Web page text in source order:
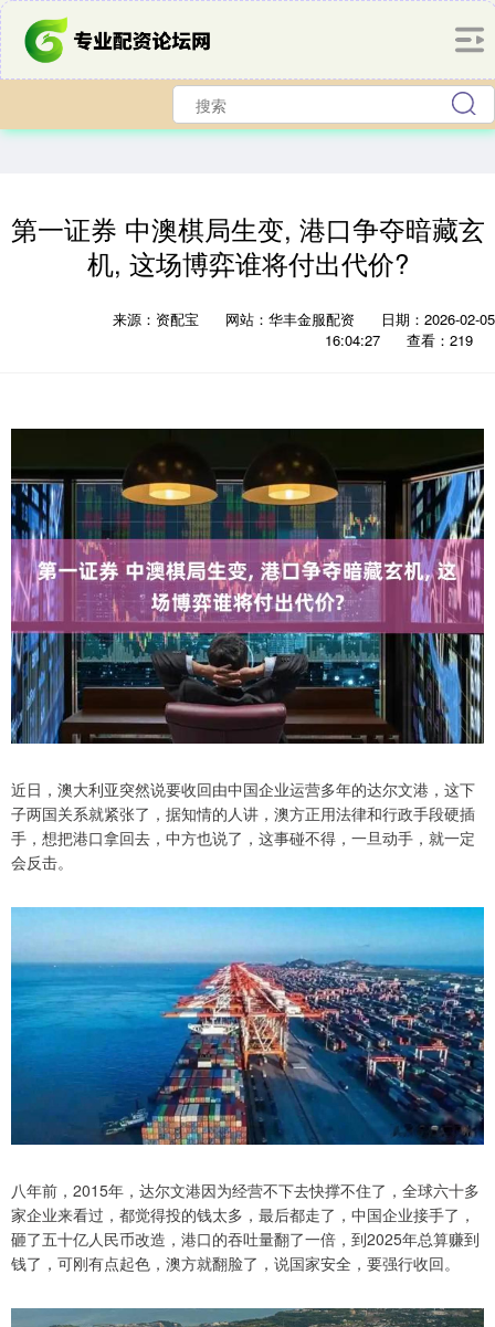
第一证券 中澳棋局生变, 港口争夺暗藏玄
机, 这场博弈谁将付出代价?
来源：资配宝 网站：华丰金服配资
日期：2026-02-05
16:04:27
查看：219
近日，澳大利亚突然说要收回由中国企业运营多年的达尔文港，这下
子两国关系就紧张了，据知情的人讲，澳方正用法律和行政手段硬插
手，想把港口拿回去，中方也说了，这事碰不得，一旦动手，就一定
会反击。
八年前，2015年，达尔文港因为经营不下去快撑不住了，全球六十多
家企业来看过，都觉得投的钱太多，最后都走了，中国企业接手了，
砸了五十亿人民币改造，港口的吞吐量翻了一倍，到2025年总算赚到
钱了，可刚有点起色，澳方就翻脸了，说国家安全，要强行收回。